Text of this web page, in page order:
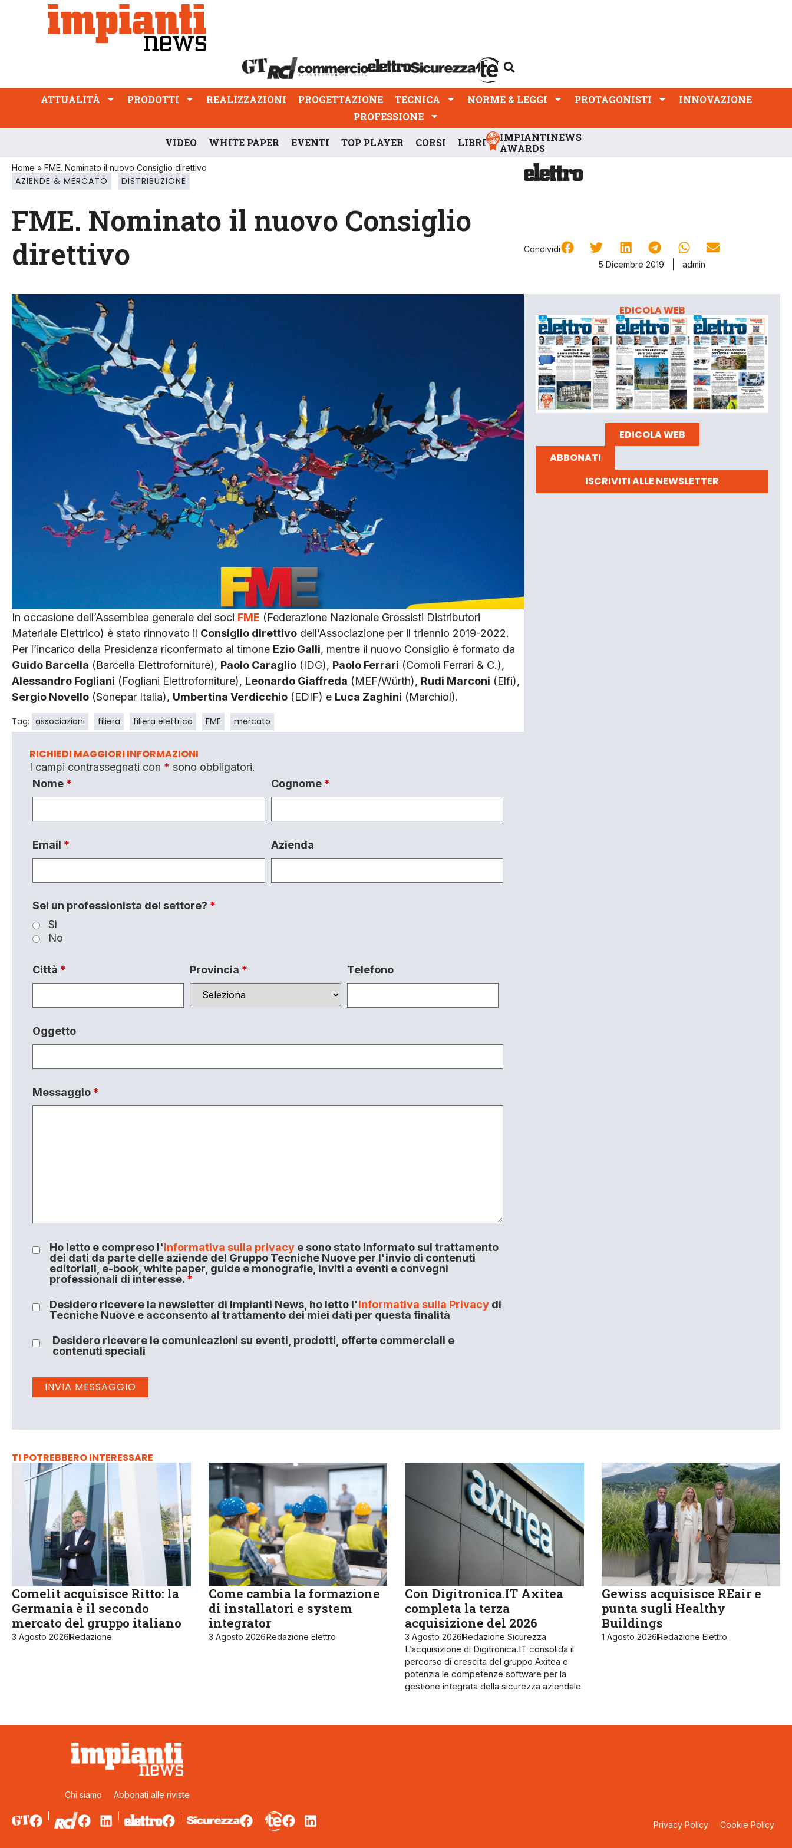
ATTUALITÀ PRODOTTI REALIZZAZIONI
PROFESSIONE
ATTUALITÀ PRODOTTI REALIZZAZIONI PROGETTAZIONE TECNICA NORME & LEGGI PROTAGONISTI
INNOVAZIONE
PROFESSIONE
VIDEO WHITE PAPER EVENTI TOP PLAYER CORSI LIBRI
IMPIANTINEWS
AWARDS
Home » FME. Nominato il nuovo Consiglio direttivo
AZIENDE & MERCATO DISTRIBUZIONE
FME. Nominato il nuovo Consiglio
direttivo
Condividi
5 Dicembre 2019
admin
In occasione dell’Assemblea generale dei soci FME (Federazione Nazionale Grossisti Distributori
Materiale Elettrico) è stato rinnovato il Consiglio direttivo dell’Associazione per il triennio 2019-2022.
Per l’incarico della Presidenza riconfermato al timone Ezio Galli, mentre il nuovo Consiglio è formato da
Guido Barcella (Barcella Elettroforniture), Paolo Caraglio (IDG), Paolo Ferrari (Comoli Ferrari & C.),
Alessandro Fogliani (Fogliani Elettroforniture), Leonardo Giaffreda (MEF/Würth), Rudi Marconi (Elfi),
Sergio Novello (Sonepar Italia), Umbertina Verdicchio (EDIF) e Luca Zaghini (Marchiol).
Tag: associazioni filiera filiera elettrica FME mercato
RICHIEDI MAGGIORI INFORMAZIONI
I campi contrassegnati con * sono obbligatori.
Nome * Cognome *
Email * Azienda
Sei un professionista del settore? *
Sì
No
Città * Provincia * Telefono
Oggetto
Messaggio *
Ho letto e compreso l'informativa sulla privacye sono stato informato sul trattamento
dei dati da parte delle aziende del Gruppo Tecniche Nuove per l'invio di contenuti
editoriali, e-book, white paper, guide e monografie, inviti a eventi e convegni
professionali di interesse. *
Desidero ricevere la newsletter di Impianti News, ho letto l'Informativa sulla Privacydi
Tecniche Nuove e acconsento al trattamento dei miei dati per questa finalità
Desidero ricevere le comunicazioni su eventi, prodotti, offerte commerciali e
contenuti speciali
EDICOLA WEB
EDICOLA WEB
ABBONATI
ISCRIVITI ALLE NEWSLETTER
TI POTREBBERO INTERESSARE
Comelit acquisisce Ritto: la
Germania è il secondo
mercato del gruppo italiano
3 Agosto 2026Redazione
Come cambia la formazione
di installatori e system
integrator
3 Agosto 2026Redazione Elettro
Con Digitronica.IT Axitea
completa la terza
acquisizione del 2026
3 Agosto 2026Redazione Sicurezza
L’acquisizione di Digitronica.IT consolida il
percorso di crescita del gruppo Axitea e
potenzia le competenze software per la
gestione integrata della sicurezza aziendale
Gewiss acquisisce REair e
punta sugli Healthy
Buildings
1 Agosto 2026Redazione Elettro
Chi siamo Abbonati alle riviste
Privacy Policy Cookie Policy